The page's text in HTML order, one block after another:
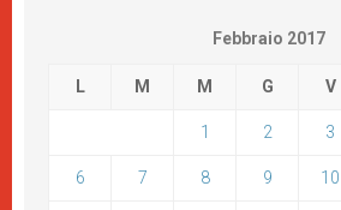
Febbraio 2017
L M M G V
1 2 3
6 7 8 9 10